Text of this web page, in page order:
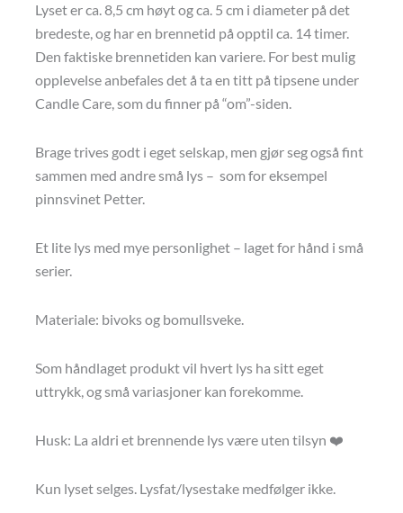
Lyset er ca. 8,5 cm høyt og ca. 5 cm i diameter på det
bredeste, og har en brennetid på opptil ca. 14 timer.
Den faktiske brennetiden kan variere. For best mulig
opplevelse anbefales det å ta en titt på tipsene under
Candle Care, som du finner på “om”-siden.
Brage trives godt i eget selskap, men gjør seg også fint
sammen med andre små lys – som for eksempel
pinnsvinet Petter.
Et lite lys med mye personlighet – laget for hånd i små
serier.
Materiale: bivoks og bomullsveke.
Som håndlaget produkt vil hvert lys ha sitt eget
uttrykk, og små variasjoner kan forekomme.
Husk: La aldri et brennende lys være uten tilsyn ❤️
Kun lyset selges. Lysfat/lysestake medfølger ikke.